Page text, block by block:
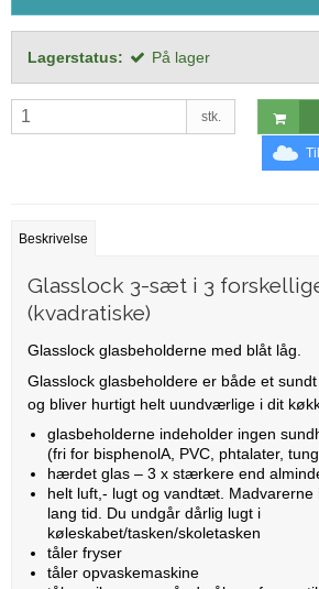
Lagerstatus: På lager
stk.
Beskrivelse
Glasslock 3-sæt i 3
(kvadratiske)
Glasslock glasbeholderne med blåt låg.
Glasslock glasbeholdere er både et
og bliver hurtigt helt uundværlige i dit
glasbeholderne indeholder ingen
(fri for bisphenolA, PVC, phtalater,
hærdet glas – 3 x stærkere end
helt luft,- lugt og vandtæt. Madvarerne
lang tid. Du undgår dårlig lugt i
køleskabet/tasken/skoletasken
tåler fryser
tåler opvaskemaskine